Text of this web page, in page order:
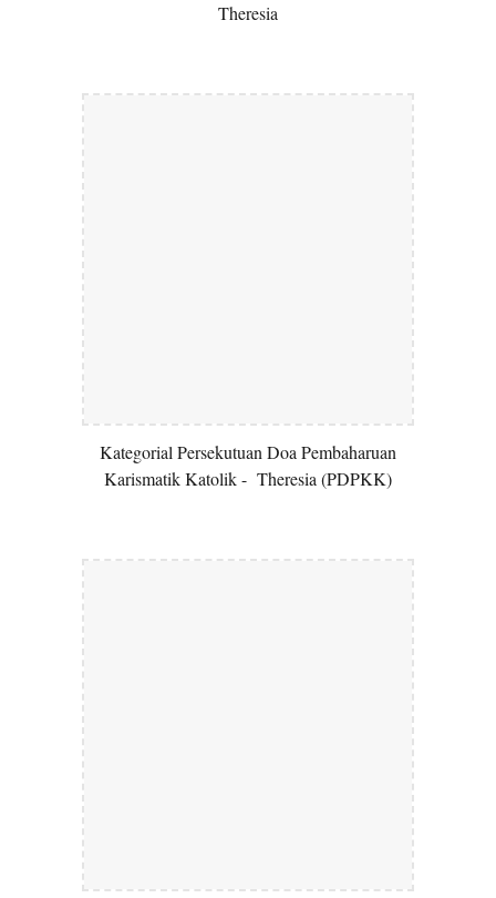
Theresia
Kategorial Persekutuan Doa Pembaharuan
Karismatik Katolik - Theresia (PDPKK)